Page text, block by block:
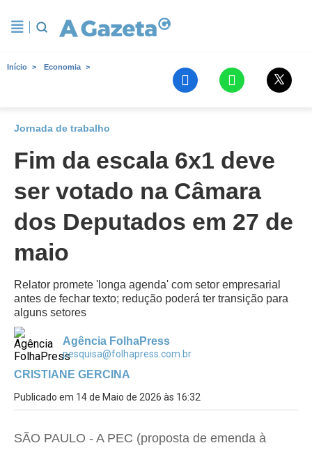
Início Economia
Jornada de trabalho
Fim da escala 6x1 deve
ser votado na Câmara
dos Deputados em 27 de
maio
Relator promete 'longa agenda' com setor empresarial
antes de fechar texto; redução poderá ter transição para
alguns setores
Agência FolhaPress
pesquisa@folhapress.com.br
CRISTIANE GERCINA
Publicado em 14 de Maio de 2026 às 16:32
SÃO PAULO - A PEC (proposta de emenda à